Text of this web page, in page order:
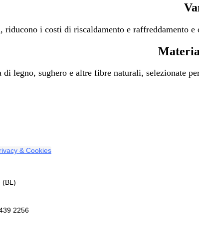
i costi di riscaldamento e raffreddamento
legno, sughero e altre fibre naturali, selezionate
& Cookies
(BL)
2256